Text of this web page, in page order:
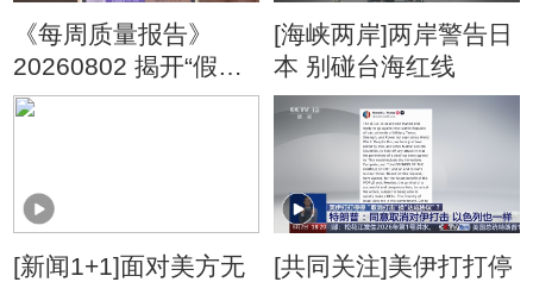
《每周质量报告》
20260802 揭开“假洋
牌”的真面目
[海峡两岸]两岸警告日
本 别碰台海红线
[新闻1+1]面对美方无
[共同关注]美伊打打停